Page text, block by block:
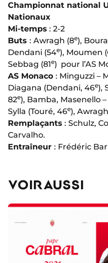
Championnat national
Nationaux
Mi-temps : 2-2
Buts : Awragh (8e),
Dendani (54e), Moumen
Sebbag (81e) pour l’AS
AS Monaco : Minguzzi –
Diagana (Dendani, 46e),
82e), Bamba, Masenello
Sylla (Touré, 46e),
Remplaçants : Schulz,
Carvalho.
Entraîneur : Frédéric
VOIR AUSSI